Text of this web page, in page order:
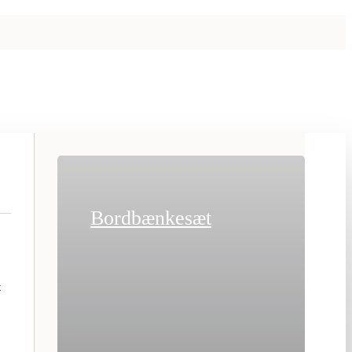
Bordbænkesæt